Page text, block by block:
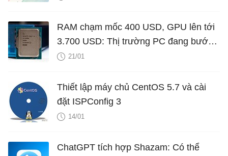
RAM chạm mốc 400 USD, GPU lên tới
3.700 USD: Thị trường PC đang bước
vào cuộc khủng hoảng nghiêm trọng
21/01
Thiết lập máy chủ CentOS 5.7 và cài
đặt ISPConfig 3
14/01
ChatGPT tích hợp Shazam: Có thể